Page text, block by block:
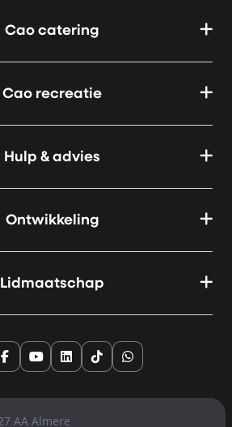
Cao catering
Cao recreatie
Hulp & advies
Ontwikkeling
Lidmaatschap
Facebook
YouTubeLinkedIn
TikTokWhatsapp
AA Almere